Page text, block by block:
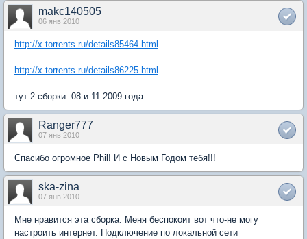
makc140505
06 янв 2010
http://x-torrents.ru/details85464.html
http://x-torrents.ru/details86225.html
тут 2 сборки. 08 и 11 2009 года
Ranger777
07 янв 2010
Спасибо огромное Phil! И с Новым Годом тебя!!!
ska-zina
07 янв 2010
Мне нравится эта сборка. Меня беспокоит вот что-не могу
настроить интернет. Подключение по локальной сети